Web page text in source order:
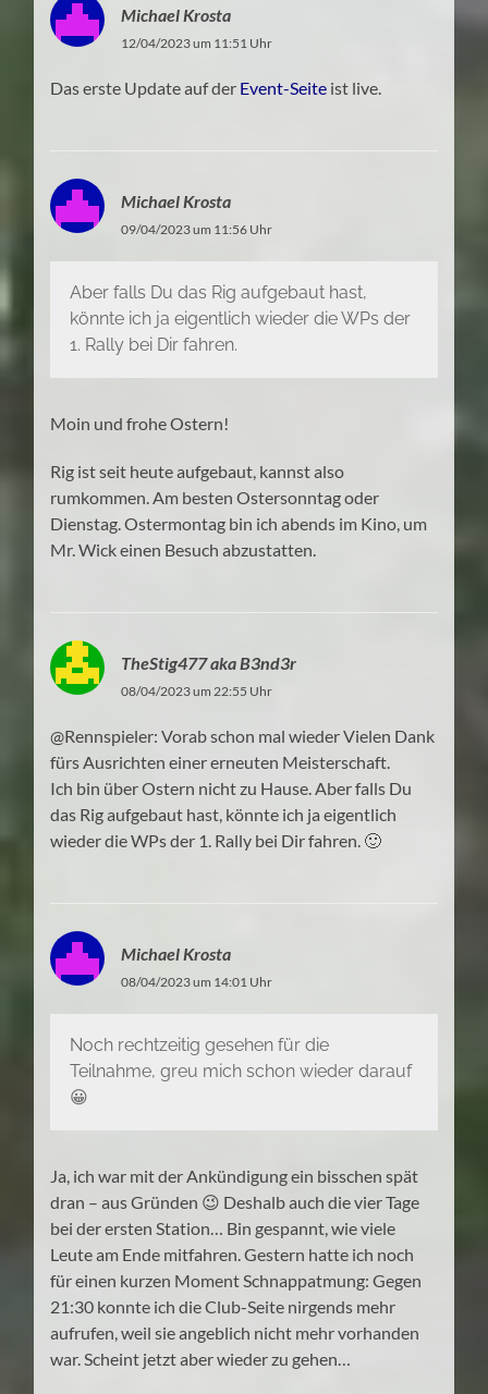
Michael Krosta
12/04/2023 um 11:51 Uhr
Das erste Update auf der Event-Seite ist live.
Michael Krosta
09/04/2023 um 11:56 Uhr
Aber falls Du das Rig aufgebaut hast,
könnte ich ja eigentlich wieder die WPs der
1. Rally bei Dir fahren.
Moin und frohe Ostern!
Rig ist seit heute aufgebaut, kannst also
rumkommen. Am besten Ostersonntag oder
Dienstag. Ostermontag bin ich abends im Kino, um
Mr. Wick einen Besuch abzustatten.
TheStig477 aka B3nd3r
08/04/2023 um 22:55 Uhr
@Rennspieler: Vorab schon mal wieder Vielen Dank
fürs Ausrichten einer erneuten Meisterschaft.
Ich bin über Ostern nicht zu Hause. Aber falls Du
das Rig aufgebaut hast, könnte ich ja eigentlich
wieder die WPs der 1. Rally bei Dir fahren. 🙂
Michael Krosta
08/04/2023 um 14:01 Uhr
Noch rechtzeitig gesehen für die
Teilnahme, greu mich schon wieder darauf
😀
Ja, ich war mit der Ankündigung ein bisschen spät
dran – aus Gründen 😉 Deshalb auch die vier Tage
bei der ersten Station… Bin gespannt, wie viele
Leute am Ende mitfahren. Gestern hatte ich noch
für einen kurzen Moment Schnappatmung: Gegen
21:30 konnte ich die Club-Seite nirgends mehr
aufrufen, weil sie angeblich nicht mehr vorhanden
war. Scheint jetzt aber wieder zu gehen…